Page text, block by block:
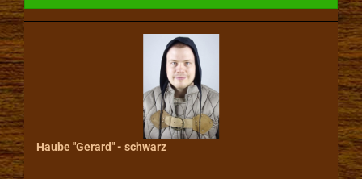
Haube "Gerard" - schwarz